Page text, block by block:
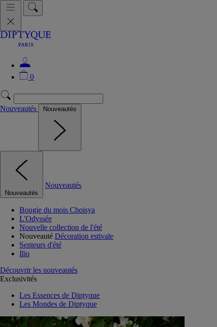
0
Nouveautés Nouveautés
Nouveautés
Nouveautés
Bougie du mois Choisya
L'Odyssée
Nouvelle collection de l'été
Nouveauté Décoration estivale
Senteurs d'été
Ilio
Découvrir les nouveautés
Exclusivités
Les Essences de Diptyque
Les Mondes de Diptyque